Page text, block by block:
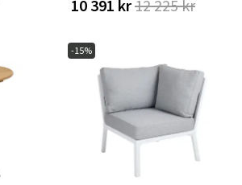
10 391 kr12 225 kr
-15%